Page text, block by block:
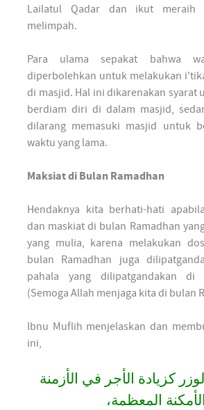
Lailatul Qadar dan ikut meraih
melimpah.
Para ulama sepakat bahwa
diperbolehkan untuk melakukan
di masjid. Hal ini dikarenakan syarat
berdiam diri di dalam masjid,
dilarang memasuki masjid untuk
waktu yang lama.
Maksiat di Bulan Ramadhan
Hendaknya kita berhati-hati
dan maskiat di bulan Ramadhan
yang mulia, karena melakukan
bulan Ramadhan juga
pahala yang dilipatgandakan di
(Semoga Allah menjaga kita di bulan
Ibnu Muflih menjelaskan dan
ini,
كزيادة الأجر في الأزمنة
المعظمة،